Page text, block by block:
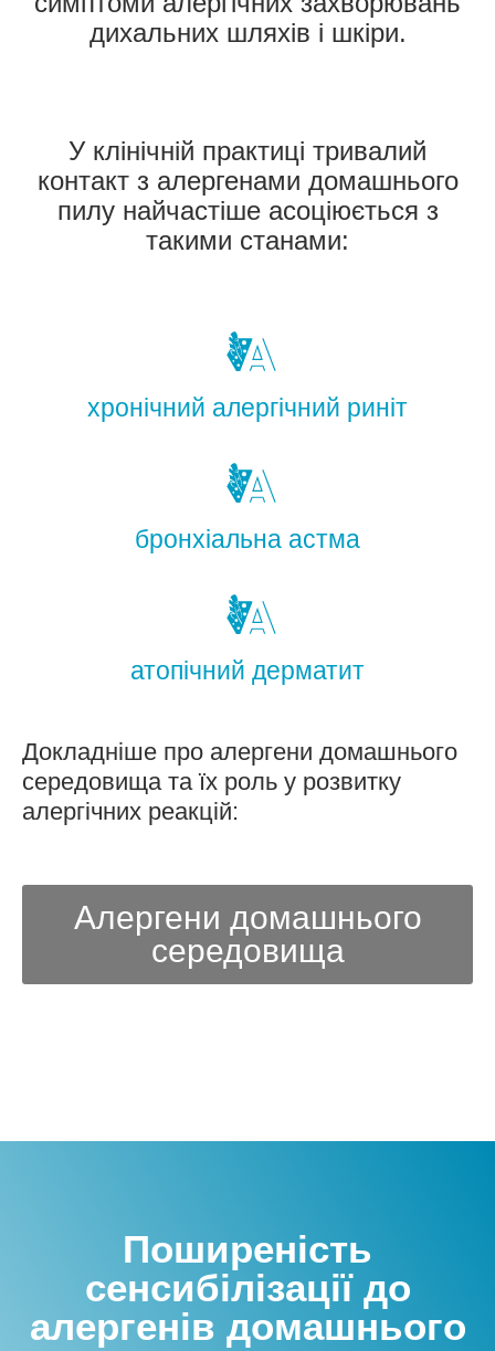
дихальних шляхів і шкіри.
У клінічній практиці тривалий
контакт з алергенами домашнього
пилу найчастіше асоціюється з
такими станами:
хронічний алергічний риніт
бронхіальна астма
атопічний дерматит
Докладніше про алергени домашнього
середовища та їх роль у розвитку
алергічних реакцій:
Алергени домашнього
середовища
Поширеність
сенсибілізації до
алергенів домашнього